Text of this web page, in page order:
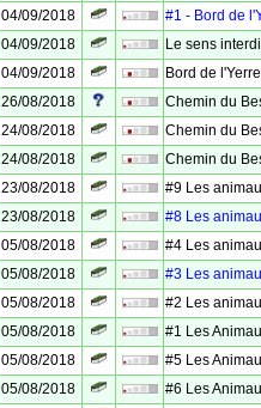
04/09/2018
#1 - Bord de
04/09/2018
Le sens
04/09/2018
Bord de
26/08/2018
Chemin du
24/08/2018
Chemin du
24/08/2018
Chemin du
23/08/2018
#9 Les
23/08/2018
#8 Les
05/08/2018
#4 Les
05/08/2018
#3 Les
05/08/2018
#2 Les
05/08/2018
#1 Les
05/08/2018
#5 Les
05/08/2018
#6 Les